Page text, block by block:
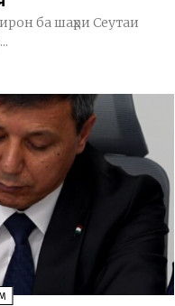
ба шаҳри Сеутаи